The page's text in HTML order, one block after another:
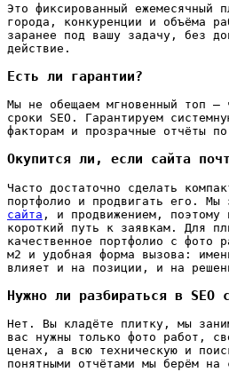
Это фиксированный ежемесячный
города, конкуренции и объёма
заранее под вашу задачу, без
действие.
Есть ли гарантии?
Мы не обещаем мгновенный топ —
сроки SEO. Гарантируем
факторам и прозрачные отчёты
Окупится ли, если сайта
Часто достаточно сделать
портфолио и продвигать его. Мы
сайта , и продвижением, поэтому
короткий путь к заявкам. Для
качественное портфолио с фото
м2 и удобная форма вызова:
влияет и на позиции, и на
Нужно ли разбираться в SEO
Нет. Вы кладёте плитку, мы
вас нужны только фото работ,
ценах, а всю техническую и
понятными отчётами мы берём на